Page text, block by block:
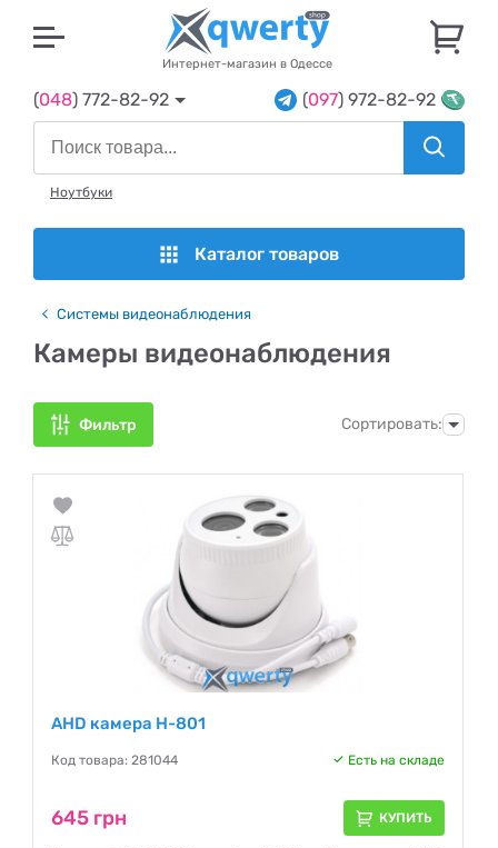
Интернет-магазин в Одессе
(048) 772-82-92 (097) 972-82-92
Ноутбуки
Каталог товаров
Системы видеонаблюдения
Камеры видеонаблюдения
Фильтр Сортировать:
AHD камера H-801
Код товара: 281044 Есть на складе
645 грн КУПИТЬ